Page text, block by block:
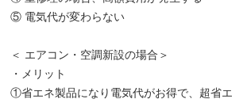
⑤ 電気代が変わらない
＜ エアコン・空調新設の場合＞
・メリット
①省エネ製品になり電気代がお得で、超省エ